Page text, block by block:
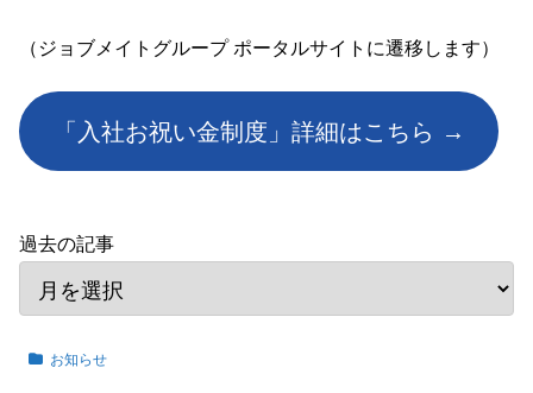
（ジョブメイトグループ ポータルサイトに遷移します）
「入社お祝い金制度」詳細はこちら →
過去の記事
お知らせ